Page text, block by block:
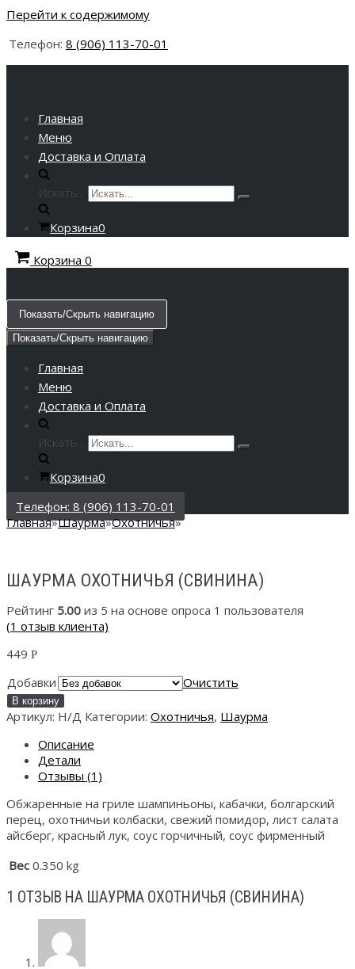
Перейти к содержимому
Телефон: 8 (906) 113-70-01
Главная
Меню
Доставка и Оплата
Искать...
Корзина0
Корзина 0
Показать/Скрыть навигацию
Показать/Скрыть навигацию
Главная
Меню
Доставка и Оплата
Искать...
Корзина0
Телефон: 8 (906) 113-70-01
Главная»Шаурма»Охотничья»
ШАУРМА ОХОТНИЧЬЯ (СВИНИНА)
Рейтинг 5.00 из 5 на основе опроса 1 пользователя
(1 отзыв клиента)
449 Р
Добавки Очистить
В корзину
Артикул: Н/Д Категории: Охотничья, Шаурма
Описание
Детали
Отзывы (1)
Обжаренные на гриле шампиньоны, кабачки, болгарский
перец, охотничьи колбаски, свежий помидор, лист салата
айсберг, красный лук, соус горчичный, соус фирменный
Вес 0.350 kg
1 ОТЗЫВ НА ШАУРМА ОХОТНИЧЬЯ (СВИНИНА)